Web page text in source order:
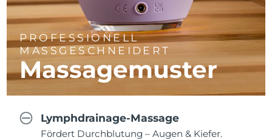
PROFESSIONELL
MASSGESCHNEIDERT
Massagemuster
Lymphdrainage-Massage
Fördert Durchblutung – Augen & Kiefer.